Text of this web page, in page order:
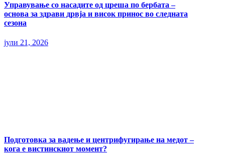
Управување со насадите од цреша по бербата –
основа за здрави дрвја и висок принос во следната
сезона
јули 21, 2026
Подготовка за вадење и центрифугирање на медот –
кога е вистинскиот момент?